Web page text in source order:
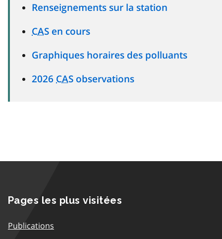
Renseignements sur la station
CAS en cours
Graphiques horaires des polluants
2026 CAS observations
Pages les plus visitées
Publications